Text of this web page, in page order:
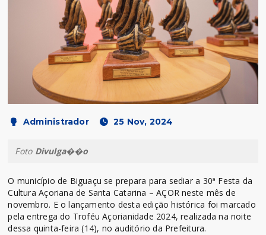
Administrador 25 Nov, 2024
Foto Divulga��o
O município de Biguaçu se prepara para sediar a 30ª Festa da
Cultura Açoriana de Santa Catarina – AÇOR neste mês de
novembro. E o lançamento desta edição histórica foi marcado
pela entrega do Troféu Açorianidade 2024, realizada na noite
dessa quinta-feira (14), no auditório da Prefeitura.